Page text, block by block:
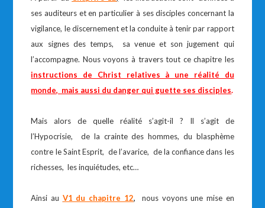
ses auditeurs et en particulier à ses disciples concernant la
vigilance, le discernement et la conduite à tenir par rapport
aux signes des temps, sa venue et son jugement qui
l’accompagne. Nous voyons à travers tout ce chapitre les
instructions de Christ relatives à une réalité du
monde, mais aussi du danger qui guette ses disciples.
Mais alors de quelle réalité s’agit-il ? Il s’agit de
l’Hypocrisie, de la crainte des hommes, du blasphème
contre le Saint Esprit, de l’avarice, de la confiance dans les
richesses, les inquiétudes, etc…
Ainsi au V1 du chapitre 12, nous voyons une mise en